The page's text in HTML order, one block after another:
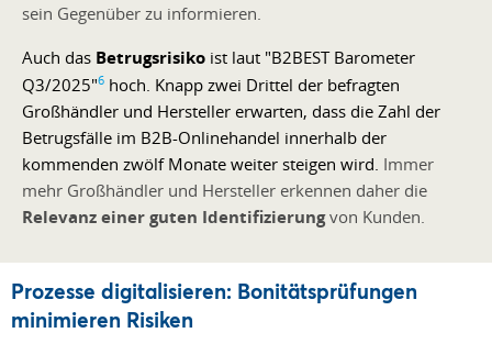
sein Gegenüber zu informieren.
Auch das Betrugsrisiko ist laut "B2BEST Barometer
Q3/2025"6 hoch. Knapp zwei Drittel der befragten
Großhändler und Hersteller erwarten, dass die Zahl der
Betrugsfälle im B2B-Onlinehandel innerhalb der
kommenden zwölf Monate weiter steigen wird. Immer
mehr Großhändler und Hersteller erkennen daher die
Relevanz einer guten Identifizierungvon Kunden.
Prozesse digitalisieren: Bonitätsprüfungen
minimieren Risiken